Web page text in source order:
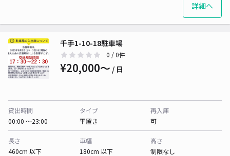
詳細へ
千手1-10-18駐車場
0 / 0件
¥20,000〜 / 日
貸出時間
00:00 〜23:00
タイプ
平置き
再入庫
可
長さ
460cm 以下
車幅
180cm 以下
高さ
制限なし